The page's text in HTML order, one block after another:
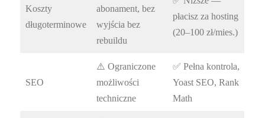
Koszty
długoterminowe
abonament, bez
wyjścia bez
rebuildu
płacisz za hosting
(20–100 zł/mies.)
SEO
⚠️ Ograniczone
możliwości
techniczne
✅ Pełna kontrola,
Yoast SEO, Rank
Math